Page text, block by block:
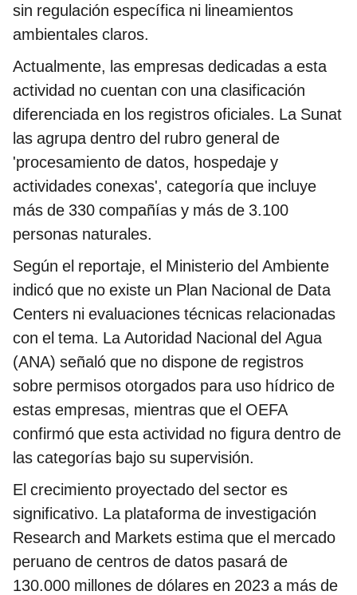
sin regulación específica ni lineamientos
ambientales claros.
Actualmente, las empresas dedicadas a esta
actividad no cuentan con una clasificación
diferenciada en los registros oficiales. La Sunat
las agrupa dentro del rubro general de
'procesamiento de datos, hospedaje y
actividades conexas', categoría que incluye
más de 330 compañías y más de 3.100
personas naturales.
Según el reportaje, el Ministerio del Ambiente
indicó que no existe un Plan Nacional de Data
Centers ni evaluaciones técnicas relacionadas
con el tema. La Autoridad Nacional del Agua
(ANA) señaló que no dispone de registros
sobre permisos otorgados para uso hídrico de
estas empresas, mientras que el OEFA
confirmó que esta actividad no figura dentro de
las categorías bajo su supervisión.
El crecimiento proyectado del sector es
significativo. La plataforma de investigación
Research and Markets estima que el mercado
peruano de centros de datos pasará de
130.000 millones de dólares en 2023 a más de